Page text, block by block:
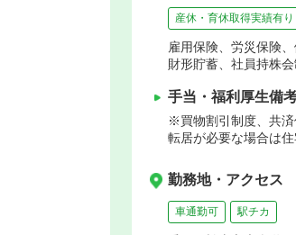
産休・育休取得実績有り
雇用保険、労災保険
財形貯蓄、社員持株
手当・福利厚生備
※買物割引制度、共済
転居が必要な場合は
勤務地・アクセス
車通勤可 駅チカ